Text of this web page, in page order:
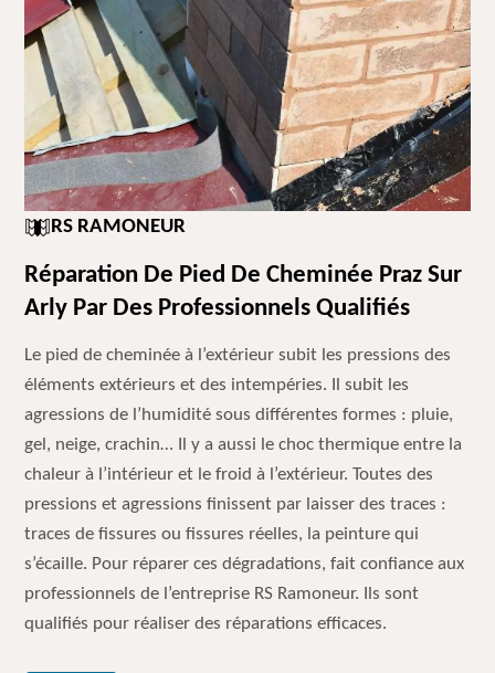
RS RAMONEUR
Réparation De Pied De Cheminée Praz Sur
Arly Par Des Professionnels Qualifiés
Le pied de cheminée à l’extérieur subit les pressions des
éléments extérieurs et des intempéries. Il subit les
agressions de l’humidité sous différentes formes : pluie,
gel, neige, crachin… Il y a aussi le choc thermique entre la
chaleur à l’intérieur et le froid à l’extérieur. Toutes des
pressions et agressions finissent par laisser des traces :
traces de fissures ou fissures réelles, la peinture qui
s’écaille. Pour réparer ces dégradations, fait confiance aux
professionnels de l’entreprise RS Ramoneur. Ils sont
qualifiés pour réaliser des réparations efficaces.